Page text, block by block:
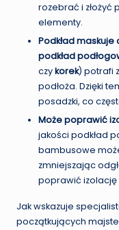
rozebrać i złożyć
elementy.
Podkład
podkład
czykorek) potrafi
podłoża. Dzięki
posadzki, co
Może poprawić
jakości podkład
bambusowe
zmniejszając
poprawić izolację
Jak wskazuje
początkujących